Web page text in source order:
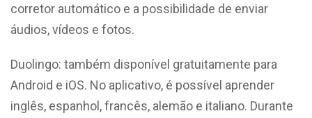
corretor automático e a possibilidade de enviar
áudios, vídeos e fotos.
Duolingo: também disponível gratuitamente para
Android e iOS. No aplicativo, é possível aprender
inglês, espanhol, francês, alemão e italiano. Durante